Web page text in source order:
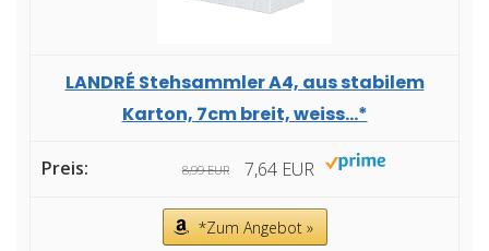
LANDRÉ Stehsammler A4, aus stabilem
Karton, 7cm breit, weiss...*
8,99 EUR 7,64 EUR
*Zum Angebot »